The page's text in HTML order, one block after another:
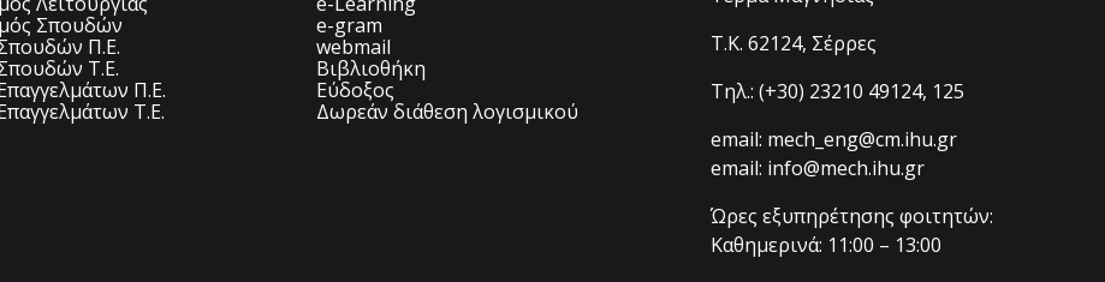
Σπουδών
Π.Ε.
Τ.Ε.
Π.Ε.
Τ.Ε.
e-gram
webmail
Βιβλιοθήκη
Εύδοξος
Δωρεάν διάθεση λογισμικού
T.K. 62124, Σέρρες
Τηλ.: (+30) 23210 49124, 125
email: mech_eng@cm.ihu.gr
email: info@mech.ihu.gr
Ώρες εξυπηρέτησης φοιτητών:
Καθημερινά: 11:00 – 13:00